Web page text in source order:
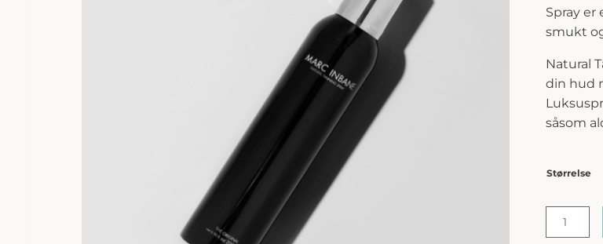
Spray
smukt
Natural
din hud
såsom
Størrelse
Marc
Inbane